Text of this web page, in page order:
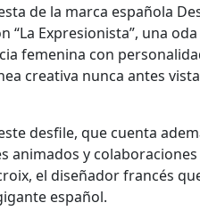
de la marca española
Expresionista”, una
femenina con
creativa nunca antes
desfile, que cuenta
animados y
el diseñador francés
español.